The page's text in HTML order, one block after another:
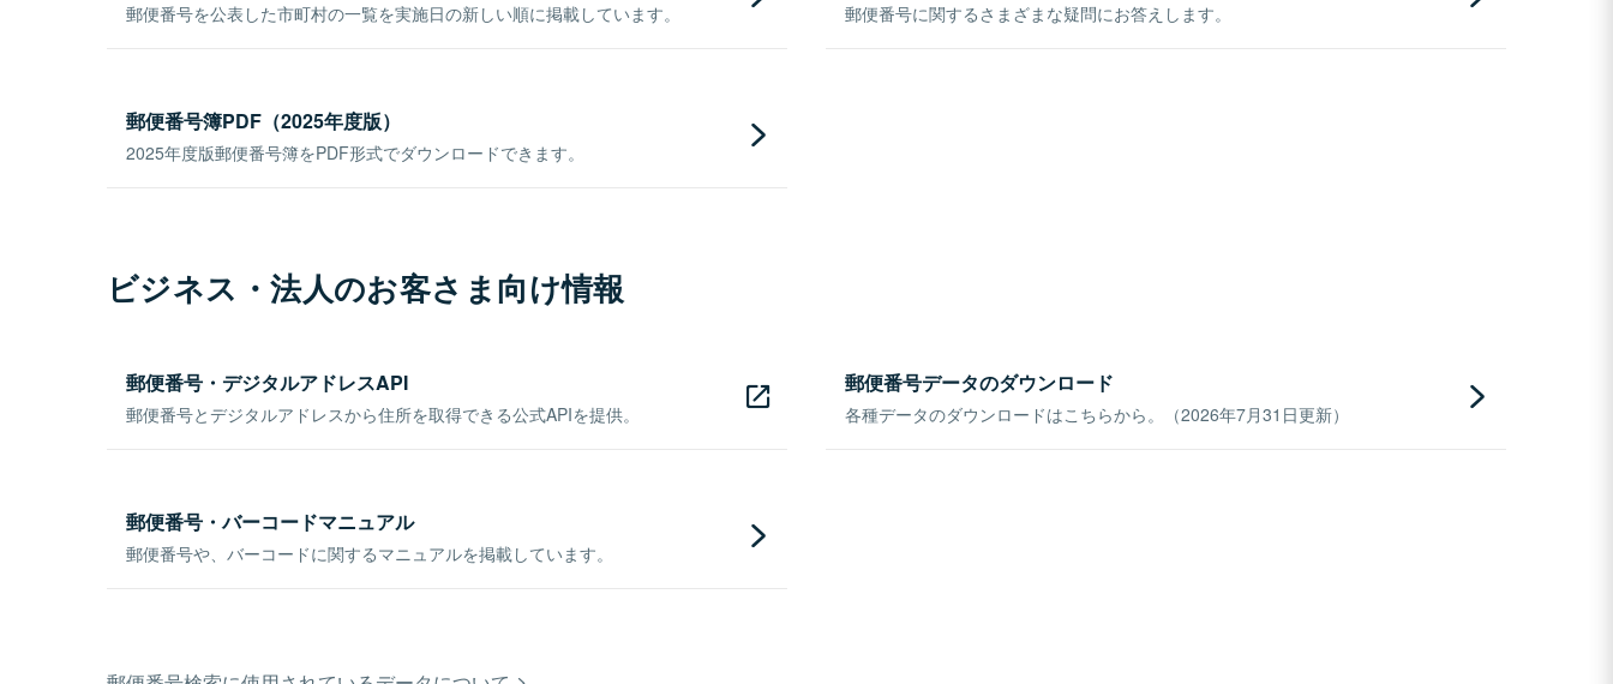
郵便番号を公表した市町村の一覧を実施日の新しい順に掲載しています。 郵便番号に関するさまざまな疑問にお答えします。
郵便番号簿PDF（2025年度版）
2025年度版郵便番号簿をPDF形式でダウンロードできます。
ビジネス・法人のお客さま向け情報
郵便番号・デジタルアドレスAPI
郵便番号とデジタルアドレスから住所を取得できる公式APIを提供。
郵便番号データのダウンロード
各種データのダウンロードはこちらから。（2026年7月31日更新）
郵便番号・バーコードマニュアル
郵便番号や、バーコードに関するマニュアルを掲載しています。